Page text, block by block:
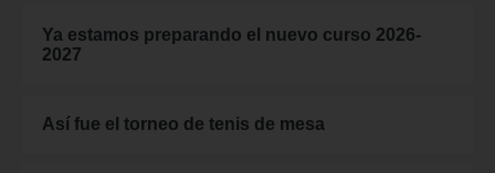
Ya estamos preparando el nuevo curso 2026-
2027
Así fue el torneo de tenis de mesa